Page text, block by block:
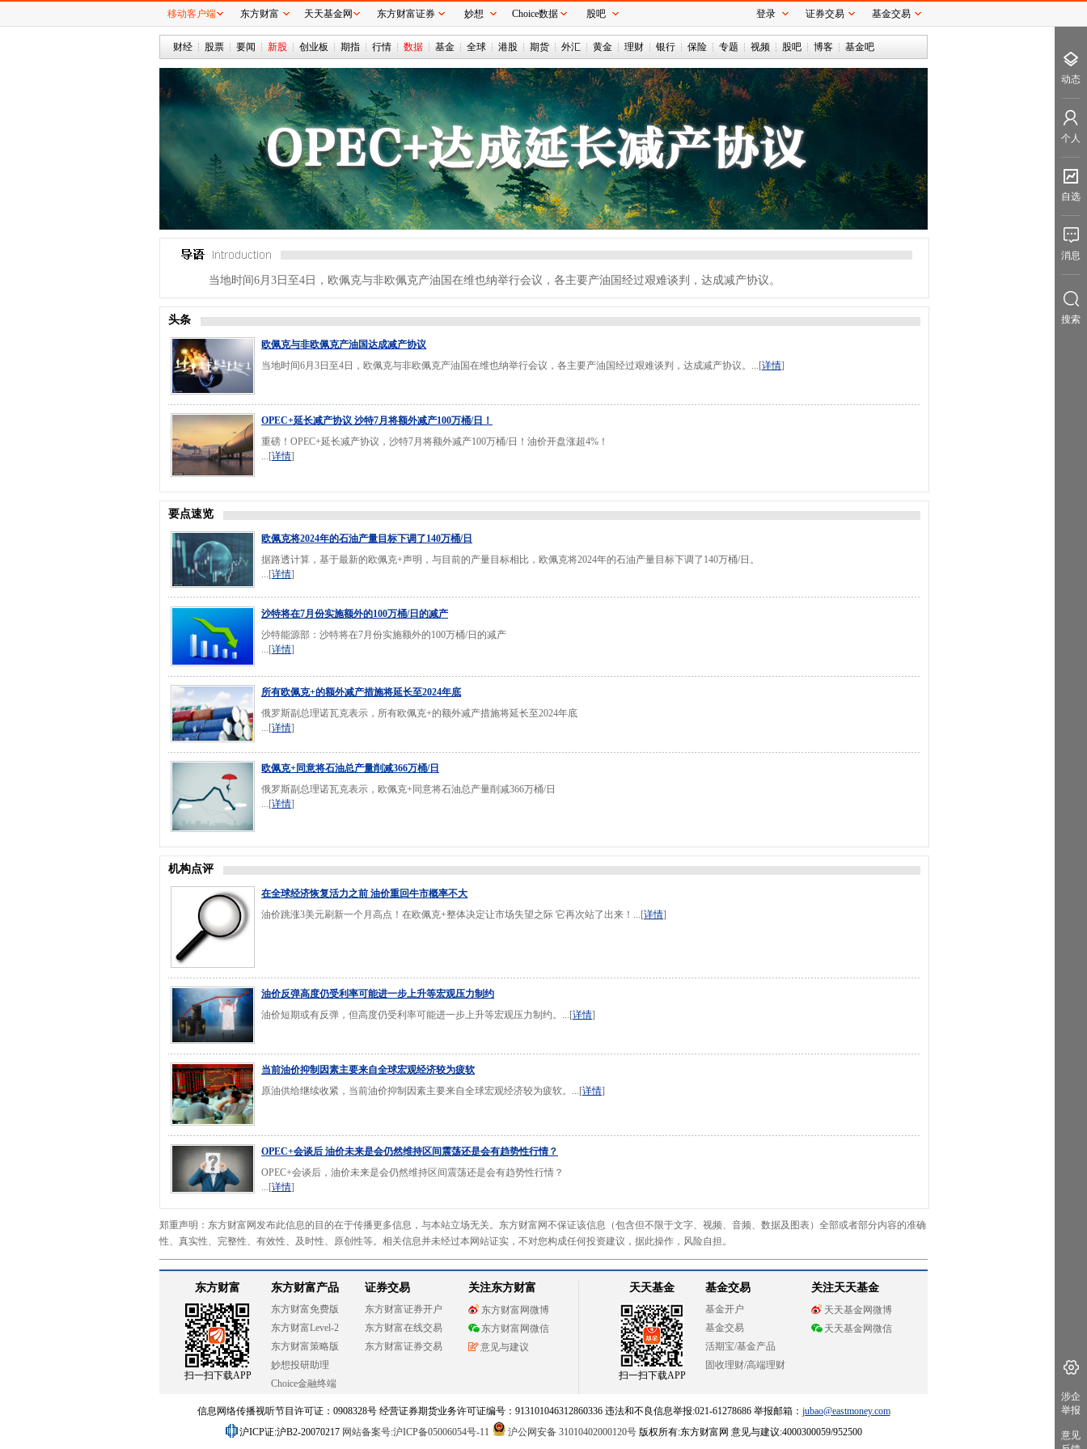
财经 股票 要闻 新股 创业板 期指 行情 数据 基金 全球 港股 期货 外汇 黄金 理财 银行 保险 专题 视频 股吧 博客 基金吧
当地时间6月3日至4日，欧佩克与非欧佩克产油国在维也纳举行会议，各主要产油国经过艰难谈判，达成减产协议。
头条
欧佩克与非欧佩克产油国达成减产协议
当地时间6月3日至4日，欧佩克与非欧佩克产油国在维也纳举行会议，各主要产油国经过艰难谈判，达成减产协议。...[详情]
OPEC+延长减产协议 沙特7月将额外减产100万桶/日！
重磅！OPEC+延长减产协议，沙特7月将额外减产100万桶/日！油价开盘涨超4%！
...[详情]
要点速览
欧佩克将2024年的石油产量目标下调了140万桶/日
据路透计算，基于最新的欧佩克+声明，与目前的产量目标相比，欧佩克将2024年的石油产量目标下调了140万桶/日。
...[详情]
沙特将在7月份实施额外的100万桶/日的减产
沙特能源部：沙特将在7月份实施额外的100万桶/日的减产
...[详情]
所有欧佩克+的额外减产措施将延长至2024年底
俄罗斯副总理诺瓦克表示，所有欧佩克+的额外减产措施将延长至2024年底
...[详情]
欧佩克+同意将石油总产量削减366万桶/日
俄罗斯副总理诺瓦克表示，欧佩克+同意将石油总产量削减366万桶/日
...[详情]
机构点评
在全球经济恢复活力之前 油价重回牛市概率不大
油价跳涨3美元刷新一个月高点！在欧佩克+整体决定让市场失望之际 它再次站了出来！...[详情]
油价反弹高度仍受利率可能进一步上升等宏观压力制约
油价短期或有反弹，但高度仍受利率可能进一步上升等宏观压力制约。...[详情]
当前油价抑制因素主要来自全球宏观经济较为疲软
原油供给继续收紧，当前油价抑制因素主要来自全球宏观经济较为疲软。...[详情]
OPEC+会谈后 油价未来是会仍然维持区间震荡还是会有趋势性行情？
OPEC+会谈后，油价未来是会仍然维持区间震荡还是会有趋势性行情？
...[详情]
郑重声明：东方财富网发布此信息的目的在于传播更多信息，与本站立场无关。东方财富网不保证该信息（包含但不限于文字、视频、音频、数据及图表）全部或者部分内容的准确
性、真实性、完整性、有效性、及时性、原创性等。相关信息并未经过本网站证实，不对您构成任何投资建议，据此操作，风险自担。
东方财富
扫一扫下载APP
东方财富产品
东方财富免费版
东方财富Level-2
东方财富策略版
妙想投研助理
Choice金融终端
证券交易
东方财富证券开户
东方财富在线交易
东方财富证券交易
关注东方财富
东方财富网微博
东方财富网微信
意见与建议
天天基金
扫一扫下载APP
基金交易
基金开户
基金交易
活期宝/基金产品
固收理财/高端理财
关注天天基金
天天基金网微博
天天基金网微信
信息网络传播视听节目许可证：0908328号 经营证券期货业务许可证编号：913101046312860336 违法和不良信息举报:021-61278686 举报邮箱： jubao@eastmoney.com
沪ICP证:沪B2-20070217 网站备案号:沪ICP备05006054号-11 沪公网安备 31010402000120号版权所有:东方财富网 意见与建议:4000300059/952500
移动客户端 东方财富 天天基金网 东方财富证券 妙想 Choice数据 股吧 登录 证券交易 基金交易
动态
个人
自选
消息
搜索
涉企
举报
意见